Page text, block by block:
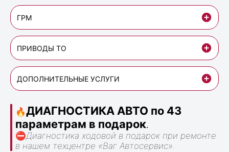
ГРМ
ПРИВОДЫ ТО
ДОПОЛНИТЕЛЬНЫЕ УСЛУГИ
🔥ДИАГНОСТИКА АВТО по 43
параметрам в подарок.
⛔Диагностика ходовой в подарок при ремонте
в нашем техцентре «Ваг Автосервис».